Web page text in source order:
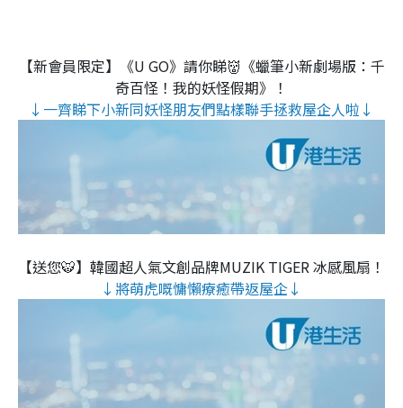
【新會員限定】《U GO》請你睇👹《蠟筆小新劇場版：千
奇百怪！我的妖怪假期》！
↓一齊睇下小新同妖怪朋友們點樣聯手拯救屋企人啦↓
【送您🐯】韓國超人氣文創品牌MUZIK TIGER 冰感風扇！
↓將萌虎嘅慵懶療癒帶返屋企↓